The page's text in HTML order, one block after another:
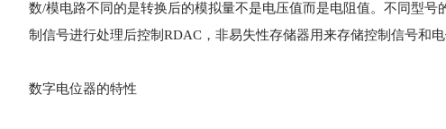
数/模电路不同的是转换后的模拟量不是电压值而是电阻值。不同型
制信号进行处理后控制RDAC，非易失性存储器用来存储控制信号和电
数字电位器的特性